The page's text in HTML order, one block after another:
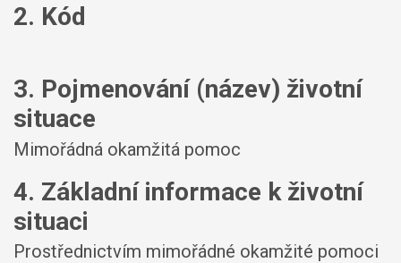
2. Kód
3. Pojmenování (název) životní
situace
Mimořádná okamžitá pomoc
4. Základní informace k životní
situaci
Prostřednictvím mimořádné okamžité pomoci